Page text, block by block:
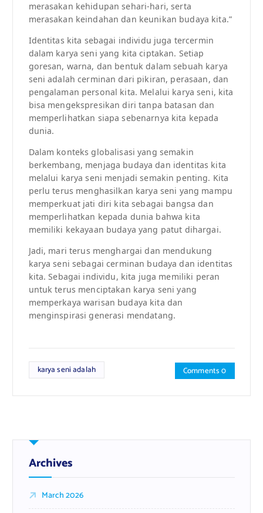
merasakan kehidupan sehari-hari, serta
merasakan keindahan dan keunikan budaya kita.”
Identitas kita sebagai individu juga tercermin
dalam karya seni yang kita ciptakan. Setiap
goresan, warna, dan bentuk dalam sebuah karya
seni adalah cerminan dari pikiran, perasaan, dan
pengalaman personal kita. Melalui karya seni, kita
bisa mengekspresikan diri tanpa batasan dan
memperlihatkan siapa sebenarnya kita kepada
dunia.
Dalam konteks globalisasi yang semakin
berkembang, menjaga budaya dan identitas kita
melalui karya seni menjadi semakin penting. Kita
perlu terus menghasilkan karya seni yang mampu
memperkuat jati diri kita sebagai bangsa dan
memperlihatkan kepada dunia bahwa kita
memiliki kekayaan budaya yang patut dihargai.
Jadi, mari terus menghargai dan mendukung
karya seni sebagai cerminan budaya dan identitas
kita. Sebagai individu, kita juga memiliki peran
untuk terus menciptakan karya seni yang
memperkaya warisan budaya kita dan
menginspirasi generasi mendatang.
karya seni adalah Comments 0
Archives
March 2026